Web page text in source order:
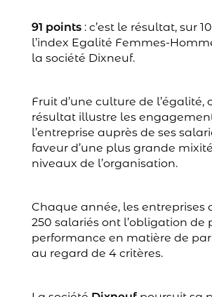
91 points: c’est le résultat, sur
l’index Egalité Femmes-
la société Dixneuf.
Fruit d’une culture de l’égalité,
résultat illustre les
l’entreprise auprès de ses
faveur d’une plus grande
niveaux de l’organisation.
Chaque année, les entreprises
250 salariés ont l’obligation de
performance en matière de
au regard de 4 critères.